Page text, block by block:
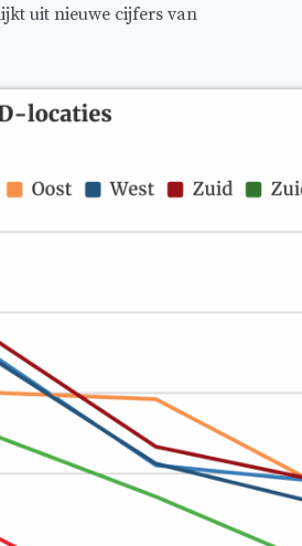
uit nieuwe cijfers van